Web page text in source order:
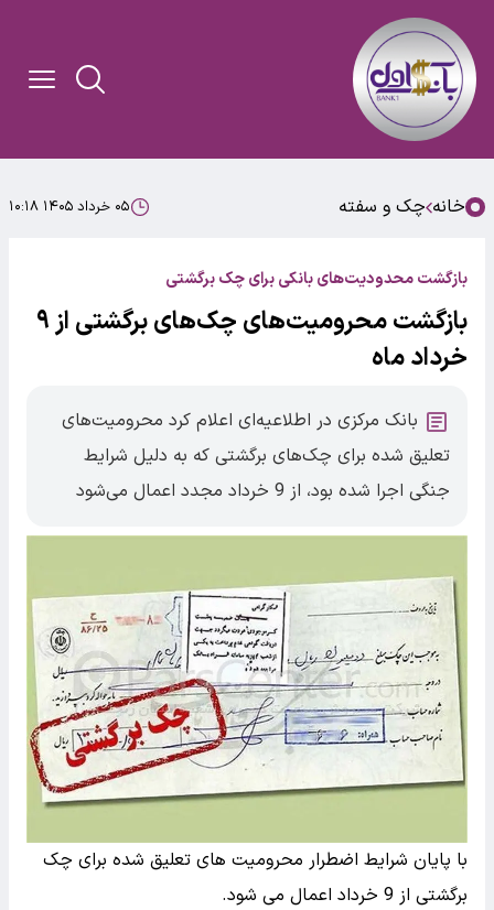
خانه چک و سفته ۰۵ خرداد ۱۴۰۵ ۱۰:۱۸
بازگشت محدودیت‌های بانکی برای چک برگشتی‌
بازگشت محرومیت‌های چک‌های برگشتی از ۹
خرداد ماه
بانک مرکزی در اطلاعیه‌ای اعلام کرد محرومیت‌های
تعلیق شده برای چک‌های برگشتی که به دلیل شرایط
جنگی اجرا شده بود، از 9 خرداد مجدد اعمال می‌شود
با پایان شرایط اضطرار محرومیت های تعلیق شده برای چک
برگشتی از 9 خرداد اعمال می شود.